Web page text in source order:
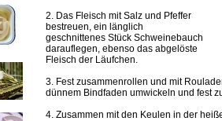
2. Das Fleisch mit Salz und Pfeffer
bestreuen, ein länglich
geschnittenes Stück Schweinebauch
darauflegen, ebenso das abgelöste
Fleisch der Läufchen.
3. Fest zusammenrollen und mit
dünnem Bindfaden umwickeln und fest
4. Zusammen mit den Keulen in der